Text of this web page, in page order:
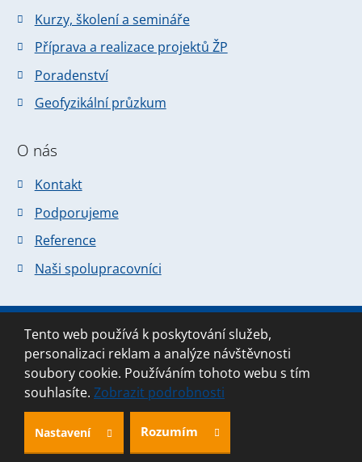
Kurzy, školení a semináře
Příprava a realizace projektů ŽP
Poradenství
Geofyzikální průzkum
O nás
Kontakt
Podporujeme
Reference
Naši spolupracovníci
© 2026 Forsapi s.r.o., vytvořila eBRÁNA
Mapa stránek| Podmínky použití
Tento web používá k poskytování služeb,
personalizaci reklam a analýze návštěvnosti
soubory cookie. Používáním tohoto webu s tím
souhlasíte. Zobrazit podrobnosti
Nastavení Rozumím